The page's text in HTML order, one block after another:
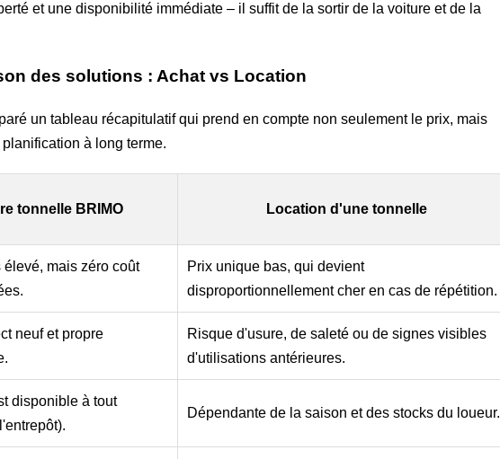
et une disponibilité immédiate – il suffit de la sortir de la voiture et de la
des solutions : Achat vs Location
un tableau récapitulatif qui prend en compte non seulement le prix, mais
à long terme.
tonnelle BRIMO Location d'une tonnelle
élevé, mais zéro coût
Prix unique bas, qui devient
disproportionnellement cher en cas de répétition.
neuf et propre
Risque d'usure, de saleté ou de signes visibles
d'utilisations antérieures.
disponible à tout
Dépendante de la saison et des stocks du loueur.